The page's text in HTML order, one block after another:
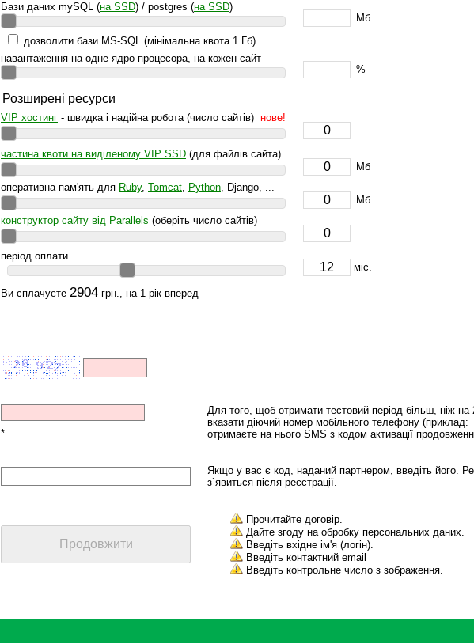
Бази даних mySQL (на SSD) / postgres (на SSD)
Мб
дозволити бази MS-SQL (мінімальна квота 1 Гб)
навантаження на одне ядро процесора, на кожен сайт
%
Розширені ресурси
VIP хостинг - швидка і надійна робота (число сайтів) нове!
частина квоти на виділеному VIP SSD (для файлів сайта)
Мб
оперативна пам'ять для Ruby, Tomcat, Python, Django, ...
Мб
конструктор сайту від Parallels (оберіть число сайтів)
період оплати
міс.
Ви сплачуєте 2904 грн., на 1 рік вперед
Для того, щоб отримати тестовий період більш, ніж на
вказати діючий номер мобільного телефону (приклад:
отримаєте на нього SMS з кодом активації
*
Якщо у вас є код, наданий партнером, введіть його.
з`явиться після реєстрації.
Прочитайте договір.
Дайте згоду на обробку персональних даних.
Введіть вхідне ім'я (логін).
Введіть контактний email
Введіть контрольне число з зображення.